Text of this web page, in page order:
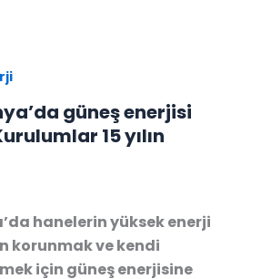
güneş enerjisi
15 yılın
hanelerin yüksek enerji
korunmak ve kendi
için güneş enerjisine